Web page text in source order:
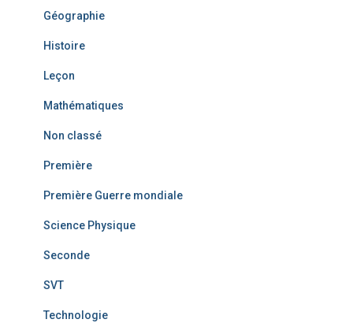
Géographie
Histoire
Leçon
Mathématiques
Non classé
Première
Première Guerre mondiale
Science Physique
Seconde
SVT
Technologie